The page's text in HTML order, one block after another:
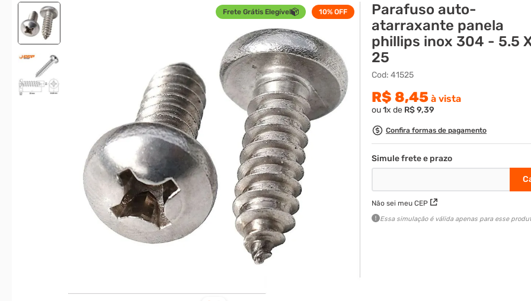
Frete Grátis Elegível 10%OFF
Parafuso auto-
atarraxante panela
phillips inox 304 - 5.5
25
Cod:41525
R$ 8,45 à vista
ou1x de R$9,39
Confira formas de pagamento
Não sei meu CEP
Essa simulação é válida apenas para esse
º
cupilha
parafuso allen 5
º
sextavado
presto
rodizio